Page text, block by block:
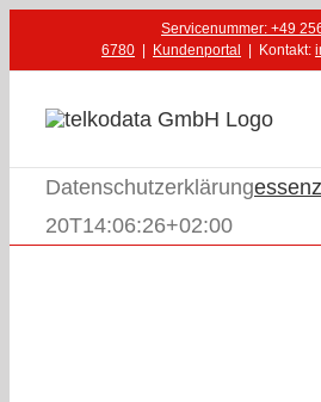
Inhalt
springen
Servicenummer: +49
6780
Kundenportal | Kontakt:
Datenschutzerklärungessenz
20T14:06:26+02:00